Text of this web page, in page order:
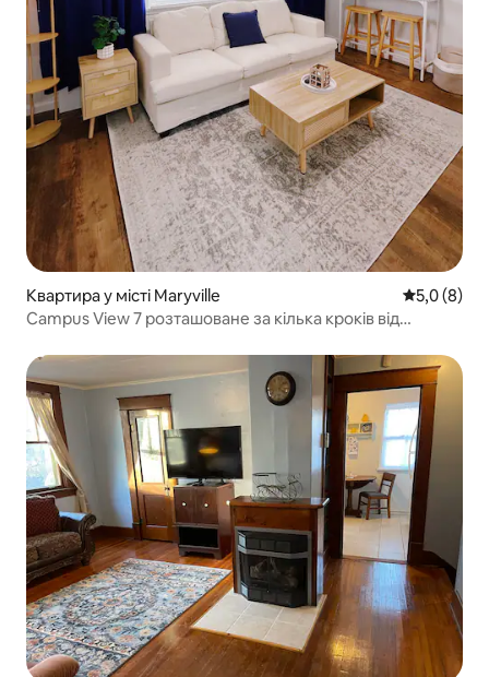
Квартира у місті Maryville Середня
5,0 (8)
Campus View 7 розташоване за кілька кроків від